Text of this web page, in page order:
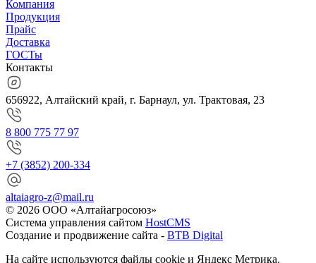
Компания
Продукция
Прайс
Доставка
ГОСТы
Контакты
656922, Алтайский край, г. Барнаул, ул. Трактовая, 23
8 800 775 77 97
+7 (3852) 200-334
altaiagro-z@mail.ru
© 2026 ООО «Алтайагросоюз»
Система управления сайтом HostCMS
Создание и продвижение сайта - BTB Digital
На сайте используются файлы cookie и Яндекс Метрика.